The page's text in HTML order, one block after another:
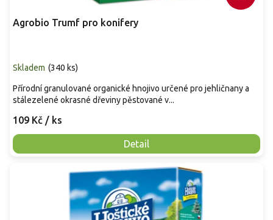
Agrobio Trumf pro konifery
Skladem (340 ks)
109 Kč / ks
Detail
Přírodní granulované organické hnojivo určené pro jehličnany a
stálezelené okrasné dřeviny pěstované v...